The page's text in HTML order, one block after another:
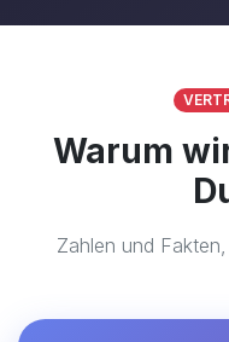
Warum
Zahlen und